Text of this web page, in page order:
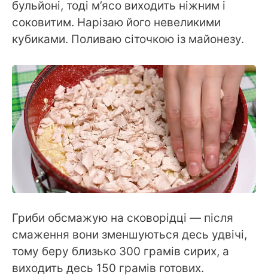
бульйоні, тоді м’ясо виходить ніжним і
соковитим. Нарізаю його невеликими
кубиками. Поливаю сіточкою із майонезу.
Гриби обсмажую на сковорідці — після
смаження вони зменшуються десь удвічі,
тому беру близько 300 грамів сирих, а
виходить десь 150 грамів готових.